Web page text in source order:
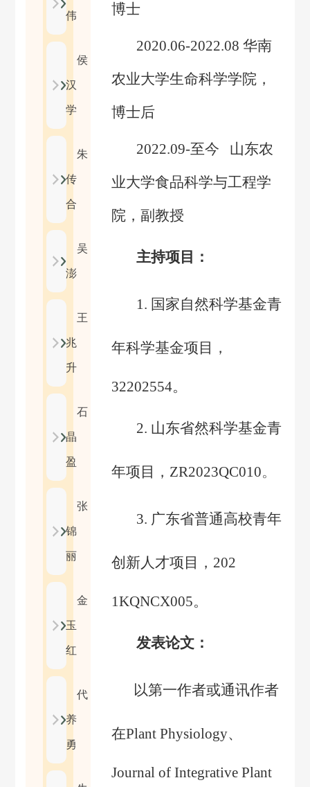
伟
侯
汉
学
朱
传
合
吴
澎
王
兆
升
石
晶
盈
张
锦
丽
金
玉
红
代
养
勇
博士
2020.06-2022.08 华南
农业大学生命科学学院，
博士后
2022.09-至今 山东农
业大学食品科学与工程学
院，副教授
主持项目：
1. 国家自然科学基金青
年科学基金项目 ，
32202554。
2. 山东省然科学基金青
年项目 ， ZR2023QC010。
3. 广东省普通高校青年
创新人才项目 ， 202
1KQNCX005。
发表论文：
以第一作者或通讯作者
在Plant Physiology、
Journal of Integrative Plant